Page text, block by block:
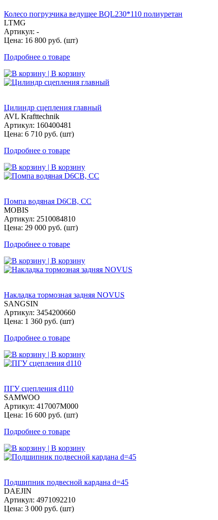
Колесо погрузчика ведущее BQL230*110 полиуретан
LTMG
Артикул: -
Цена: 16 800 руб. (шт)
Подробнее о товаре
| В корзину
Цилиндр сцепления главный
AVL Krafttechnik
Артикул: 160400481
Цена: 6 710 руб. (шт)
Подробнее о товаре
| В корзину
Помпа водяная D6CB, СС
MOBIS
Артикул: 2510084810
Цена: 29 000 руб. (шт)
Подробнее о товаре
| В корзину
Накладка тормозная задняя NOVUS
SANGSIN
Артикул: 3454200660
Цена: 1 360 руб. (шт)
Подробнее о товаре
| В корзину
ПГУ сцепления d110
SAMWOO
Артикул: 417007M000
Цена: 16 600 руб. (шт)
Подробнее о товаре
| В корзину
Подшипник подвесной кардана d=45
DAEJIN
Артикул: 4971092210
Цена: 3 000 руб. (шт)